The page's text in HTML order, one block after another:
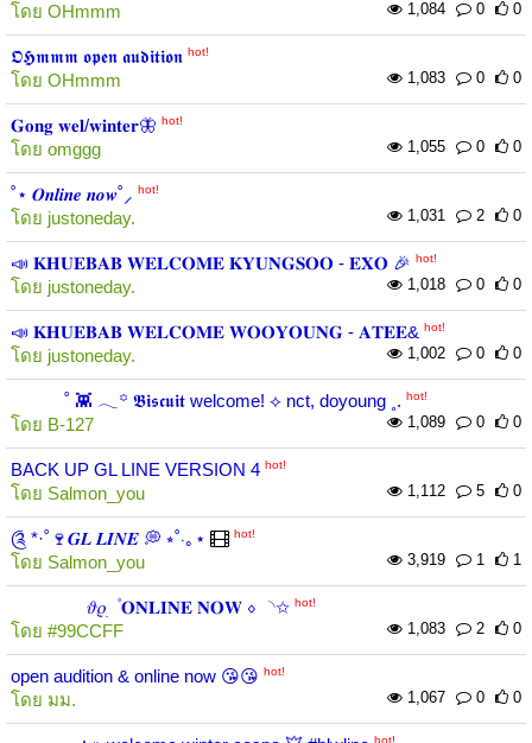
โดย OHmmm 1,084 0 0
𝕺𝕳𝖒𝖒𝖒 𝖔𝖕𝖊𝖓 𝖆𝖚𝖉𝖎𝖙𝖎𝖔𝖓 hot!
โดย OHmmm 1,083 0 0
𝐆𝐨𝐧𝐠 𝐰𝐞𝐥/𝐰𝐢𝐧𝐭𝐞𝐫🦋 hot!
โดย omggg 1,055 0 0
˚⋆ 𝑶𝒏𝒍𝒊𝒏𝒆 𝒏𝒐𝒘˚⸝ hot!
โดย justoneday. 1,031 2 0
📣 𝐊𝐇𝐔𝐄𝐁𝐀𝐁 𝐖𝐄𝐋𝐂𝐎𝐌𝐄 𝐊𝐘𝐔𝐍𝐆𝐒𝐎𝐎 - 𝐄𝐗𝐎 🎉 hot!
โดย justoneday. 1,018 0 0
📣 𝐊𝐇𝐔𝐄𝐁𝐀𝐁 𝐖𝐄𝐋𝐂𝐎𝐌𝐄 𝐖𝐎𝐎𝐘𝐎𝐔𝐍𝐆 - 𝐀𝐓𝐄𝐄& hot!
โดย justoneday. 1,002 0 0
˚ 👾 𓂃꙳ 𝕭𝖎𝖘𝖈𝖚𝖎𝖙 welcome! ⟡ nct, doyoung ˳⁣. hot!
โดย B-127 1,089 0 0
BACK UP GL LINE VERSION 4 hot!
โดย Salmon_you 1,112 5 0
༊ *·˚🍷𝑮𝑳 𝑳𝑰𝑵𝑬 💭 ⭒˚‧｡⋆ hot!
โดย Salmon_you 3,919 1 1
𝜗𝜚 ׅ ۫ 𝐎𝐍𝐋𝐈𝐍𝐄 𝐍𝐎𝐖 ⋄ ◝✩ hot!
โดย #99CCFF 1,083 2 0
open audition & online now 😘😘 hot!
โดย มม. 1,067 0 0
hot!